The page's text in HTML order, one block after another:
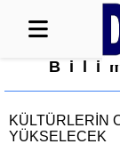
KÜLTÜRLERİN
YÜKSELECEK